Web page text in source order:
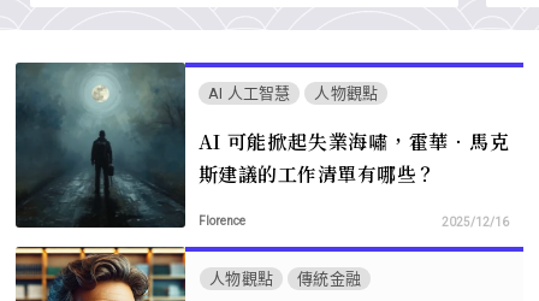
AI 人工智慧 人物觀點
AI 可能掀起失業海嘯，霍華‧馬克
斯建議的工作清單有哪些？
Florence 2025/12/16
人物觀點 傳統金融